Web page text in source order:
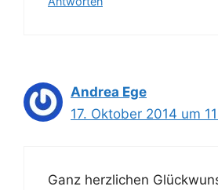
Andrea Ege
17. Oktober 2014 um
Ganz herzlichen